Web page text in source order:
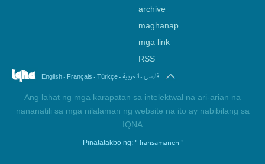
archive
maghanap
mga link
RSS
English. Français . Türkçe. العربیة.فارسی
Ang lahat ng mga karapatan sa intelektwal na ari-arian na
nananatili sa mga nilalaman ng website na ito ay nabibilang sa
IQNA
Pinatatakbo ng: " Iransamaneh "